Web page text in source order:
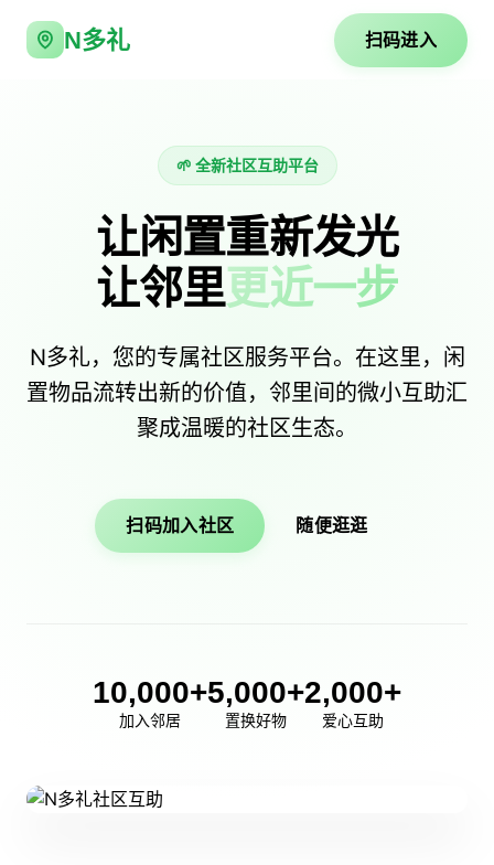
N多礼 扫码进入
🌱 全新社区互助平台
让闲置重新发光
让邻里更近一步
N多礼，您的专属社区服务平台。在这里，闲
置物品流转出新的价值，邻里间的微小互助汇
聚成温暖的社区生态。
扫码加入社区 随便逛逛
10,000+
加入邻居
5,000+
置换好物
2,000+
爱心互助